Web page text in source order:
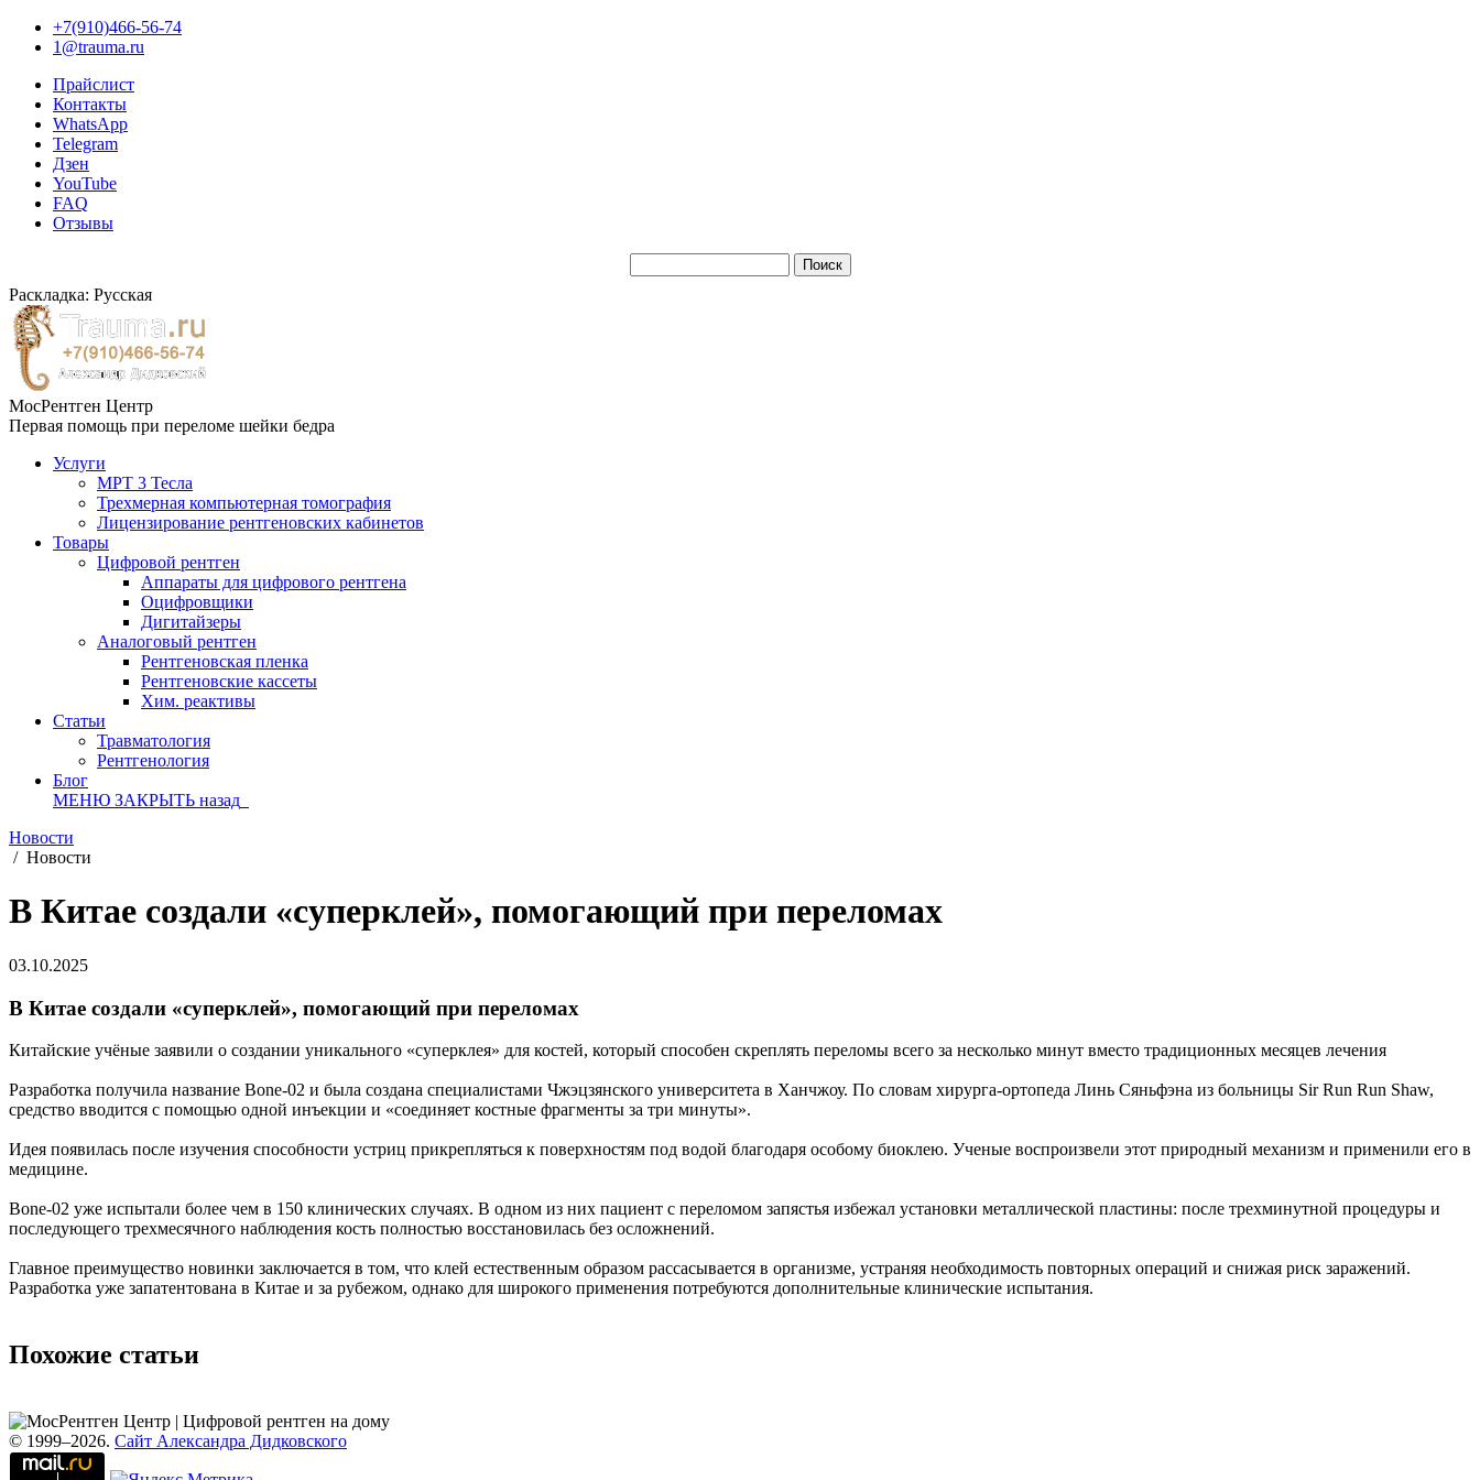
+7(910)466-56-74
1@trauma.ru
Прайслист
Контакты
WhatsApp
Telegram
Дзен
YouTube
FAQ
Отзывы
Раскладка: Русская
МосРентген Центр
Первая помощь при переломе шейки бедра
Услуги
МРТ 3 Тесла
Трехмерная компьютерная томография
Лицензирование рентгеновских кабинетов
Товары
Цифровой рентген
Аппараты для цифрового рентгена
Оцифровщики
Дигитайзеры
Аналоговый рентген
Рентгеновская пленка
Рентгеновские кассеты
Хим. реактивы
Статьи
Травматология
Рентгенология
Блог
МЕНЮ ЗАКРЫТЬ назад
Новости
/ Новости
В Китае создали «суперклей», помогающий при переломах
03.10.2025
В Китае создали «суперклей», помогающий при переломах
Китайские учёные заявили о создании уникального «суперклея» для костей, который способен скреплять переломы всего за несколько минут вместо традиционных месяцев лечения
Разработка получила название Bone-02 и была создана специалистами Чжэцзянского университета в Ханчжоу. По словам хирурга-ортопеда Линь Сяньфэна из больницы Sir Run Run Shaw,
средство вводится с помощью одной инъекции и «соединяет костные фрагменты за три минуты».
Идея появилась после изучения способности устриц прикрепляться к поверхностям под водой благодаря особому биоклею. Ученые воспроизвели этот природный механизм и применили его в
медицине.
Bone-02 уже испытали более чем в 150 клинических случаях. В одном из них пациент с переломом запястья избежал установки металлической пластины: после трехминутной процедуры и
последующего трехмесячного наблюдения кость полностью восстановилась без осложнений.
Главное преимущество новинки заключается в том, что клей естественным образом рассасывается в организме, устраняя необходимость повторных операций и снижая риск заражений.
Разработка уже запатентована в Китае и за рубежом, однако для широкого применения потребуются дополнительные клинические испытания.
Похожие статьи
© 1999–2026. Сайт Александра Дидковского